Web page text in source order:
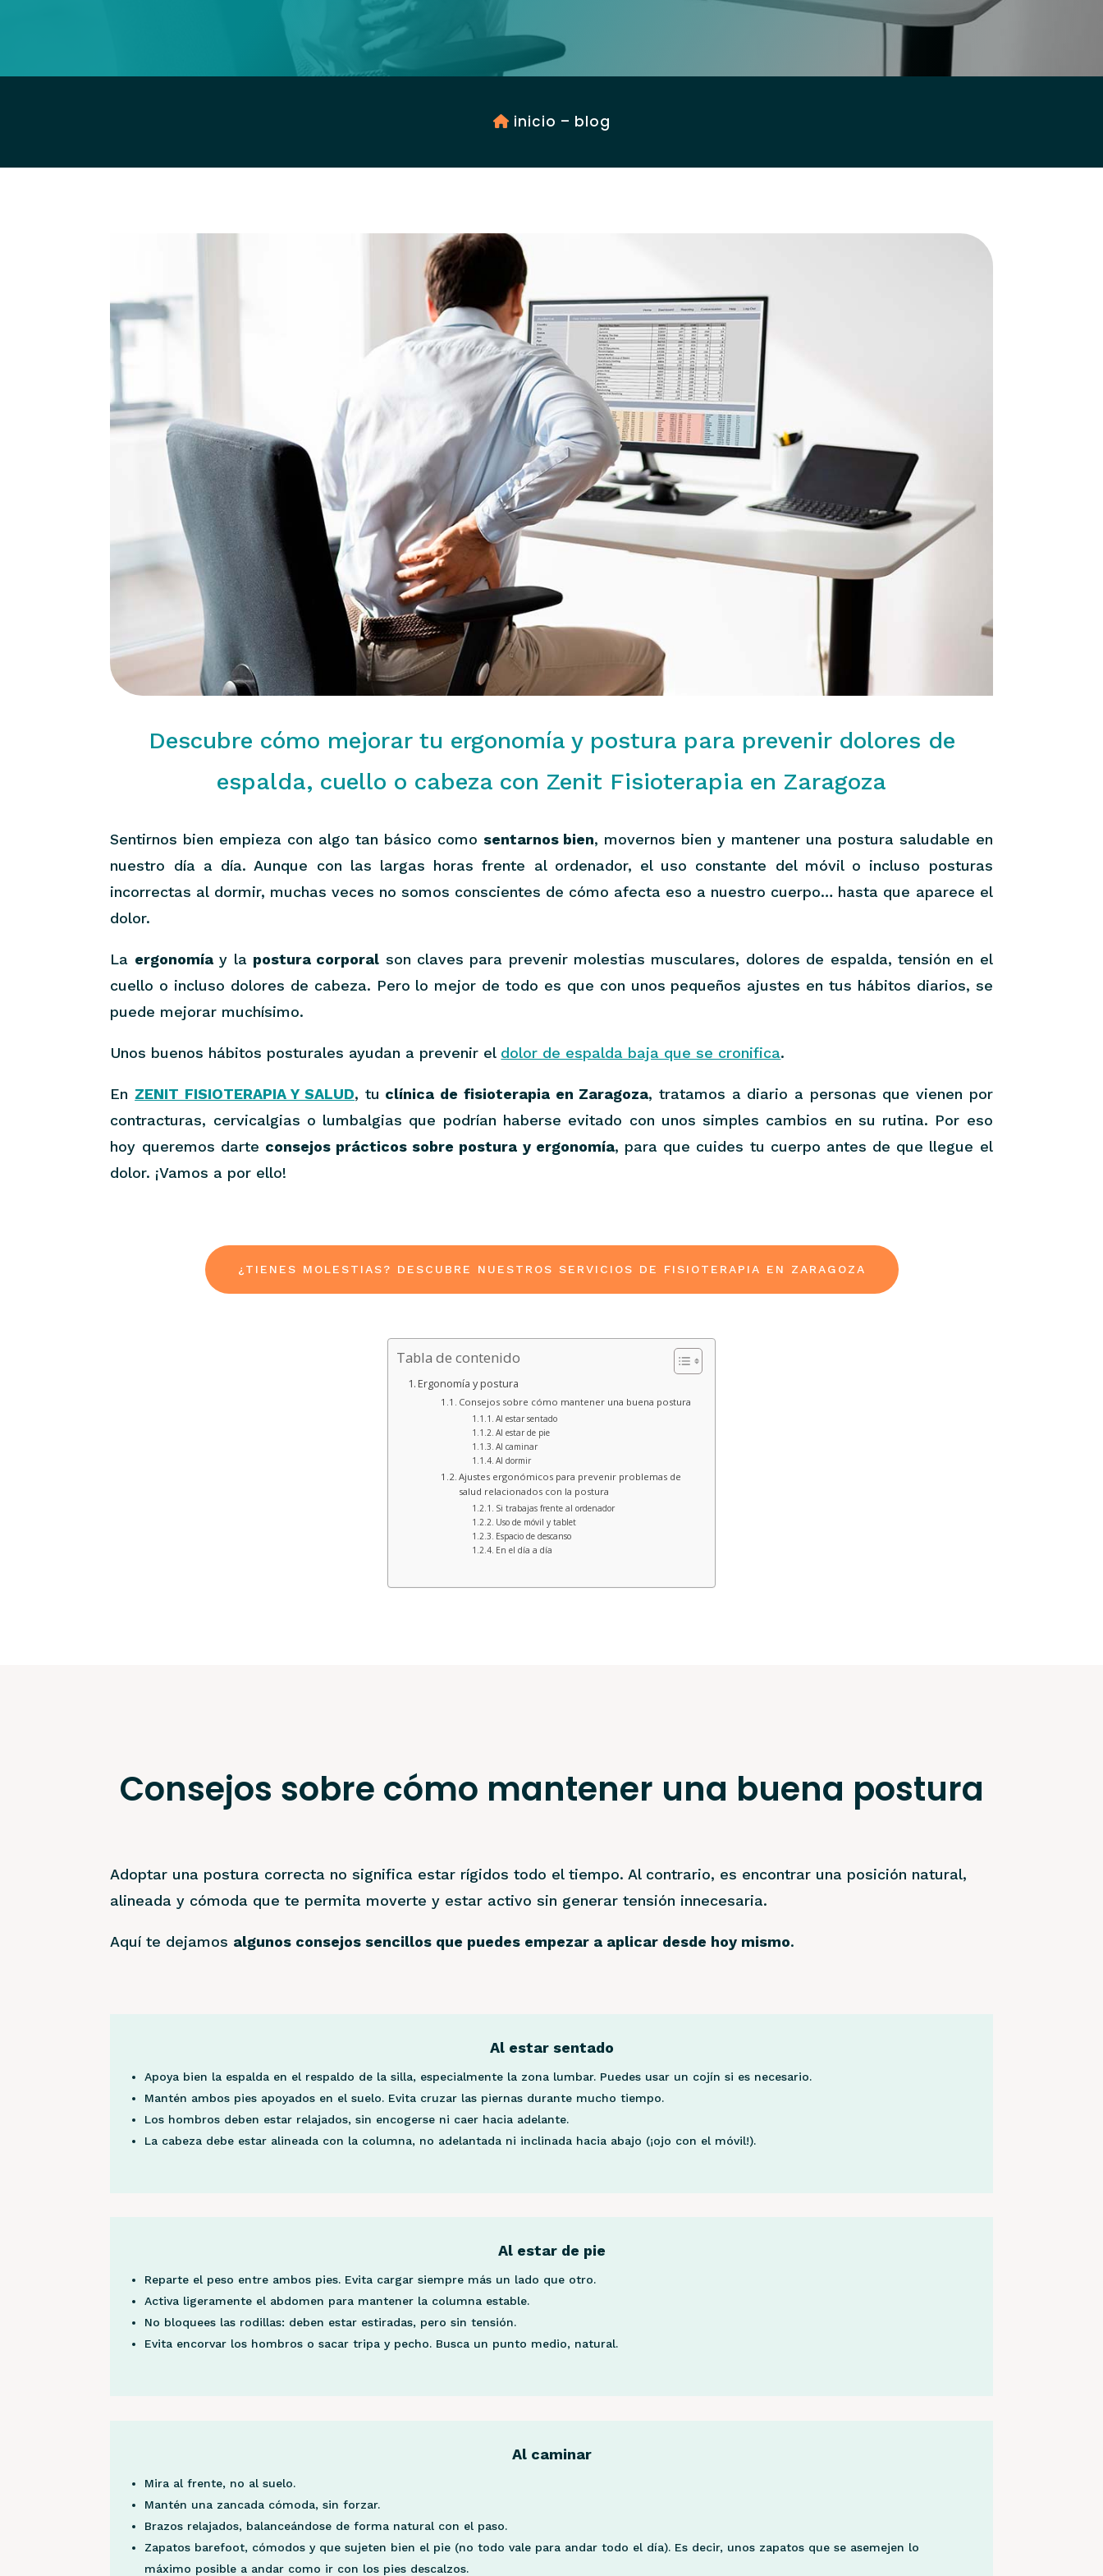
inicio – blog
Descubre cómo mejorar tu ergonomía y postura para prevenir dolores de
espalda, cuello o cabeza con Zenit Fisioterapia en Zaragoza
Sentirnos bien empieza con algo tan básico como sentarnos bien, movernos bien y mantener una postura saludable en
nuestro día a día. Aunque con las largas horas frente al ordenador, el uso constante del móvil o incluso posturas
incorrectas al dormir, muchas veces no somos conscientes de cómo afecta eso a nuestro cuerpo… hasta que aparece el
dolor.
La ergonomíay la postura corporal son claves para prevenir molestias musculares, dolores de espalda, tensión en el
cuello o incluso dolores de cabeza. Pero lo mejor de todo es que con unos pequeños ajustes en tus hábitos diarios, se
puede mejorar muchísimo.
Unos buenos hábitos posturales ayudan a prevenir el dolor de espalda baja que se cronifica.
En ZENIT FISIOTERAPIA Y SALUD, tu clínica de fisioterapia en Zaragoza, tratamos a diario a personas que vienen por
contracturas, cervicalgias o lumbalgias que podrían haberse evitado con unos simples cambios en su rutina. Por eso
hoy queremos darte consejos prácticos sobre postura y ergonomía, para que cuides tu cuerpo antes de que llegue el
dolor. ¡Vamos a por ello!
¿TIENES MOLESTIAS? DESCUBRE NUESTROS SERVICIOS DE FISIOTERAPIA EN ZARAGOZA
Tabla de contenido
Ergonomía y postura
Consejos sobre cómo mantener una buena postura
Al estar sentado
Al estar de pie
Al caminar
Al dormir
Ajustes ergonómicos para prevenir problemas de
salud relacionados con la postura
Si trabajas frente al ordenador
Uso de móvil y tablet
Espacio de descanso
En el día a día
Consejos sobre cómo mantener una buena postura
Adoptar una postura correcta no significa estar rígidos todo el tiempo. Al contrario, es encontrar una posición natural,
alineada y cómoda que te permita moverte y estar activo sin generar tensión innecesaria.
Aquí te dejamos algunos consejos sencillos que puedes empezar a aplicar desde hoy mismo.
Al estar sentado
Apoya bien la espalda en el respaldo de la silla, especialmente la zona lumbar. Puedes usar un cojín si es necesario.
Mantén ambos pies apoyados en el suelo. Evita cruzar las piernas durante mucho tiempo.
Los hombros deben estar relajados, sin encogerse ni caer hacia adelante.
La cabeza debe estar alineada con la columna, no adelantada ni inclinada hacia abajo (¡ojo con el móvil!).
Al estar de pie
Reparte el peso entre ambos pies. Evita cargar siempre más un lado que otro.
Activa ligeramente el abdomen para mantener la columna estable.
No bloquees las rodillas: deben estar estiradas, pero sin tensión.
Evita encorvar los hombros o sacar tripa y pecho. Busca un punto medio, natural.
Al caminar
Mira al frente, no al suelo.
Mantén una zancada cómoda, sin forzar.
Brazos relajados, balanceándose de forma natural con el paso.
Zapatos barefoot, cómodos y que sujeten bien el pie (no todo vale para andar todo el día). Es decir, unos zapatos que se asemejen lo
máximo posible a andar como ir con los pies descalzos.